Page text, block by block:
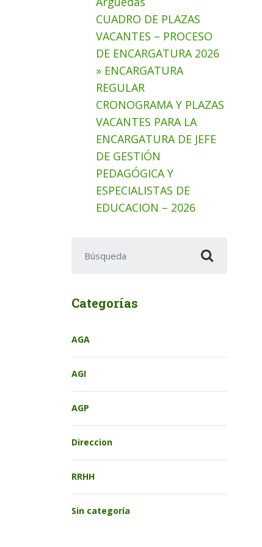
CUADRO DE PLAZAS
VACANTES – PROCESO
DE ENCARGATURA 2026
» ENCARGATURA
REGULAR
CRONOGRAMA Y PLAZAS
VACANTES PARA LA
ENCARGATURA DE JEFE
DE GESTIÓN
PEDAGÓGICA Y
ESPECIALISTAS DE
EDUCACION – 2026
Categorías
AGA
AGI
AGP
Direccion
RRHH
Sin categoría